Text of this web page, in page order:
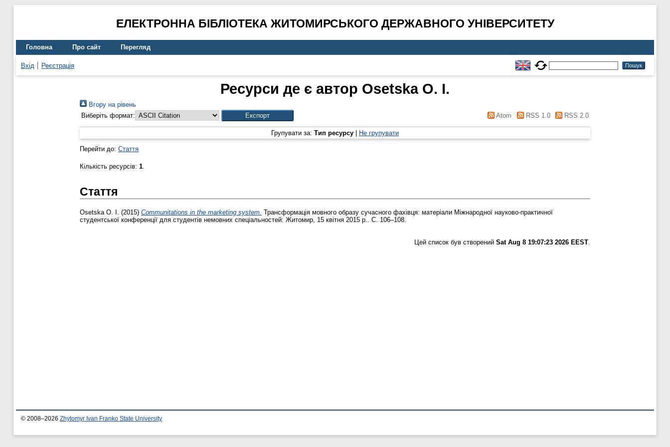
ЕЛЕКТРОННА БІБЛІОТЕКА ЖИТОМИРСЬКОГО ДЕРЖАВНОГО УНІВЕРСИТЕТУ
Головна Про сайт Перегляд
Вхід Реєстрація
Ресурси де є автор Osetska O. I.
Вгору на рівень
Виберіть формат:
Atom RSS 1.0 RSS 2.0
Групувати за: Тип ресурсу Не групувати
Перейти до: Стаття
Кількість ресурсів: 1.
Стаття
Osetska O. I. (2015) Communitations in the marketing system. Трансформація мовного образу сучасного фахівця: матеріали Міжнародної науково-практичної
студентської конференції для студентів немовних спеціальностей: Житомир, 15 квітня 2015 р.. С. 106–108.
Цей список був створений Sat Aug 8 19:07:23 2026 EEST.
© 2008–2026 Zhytomyr Ivan Franko State University